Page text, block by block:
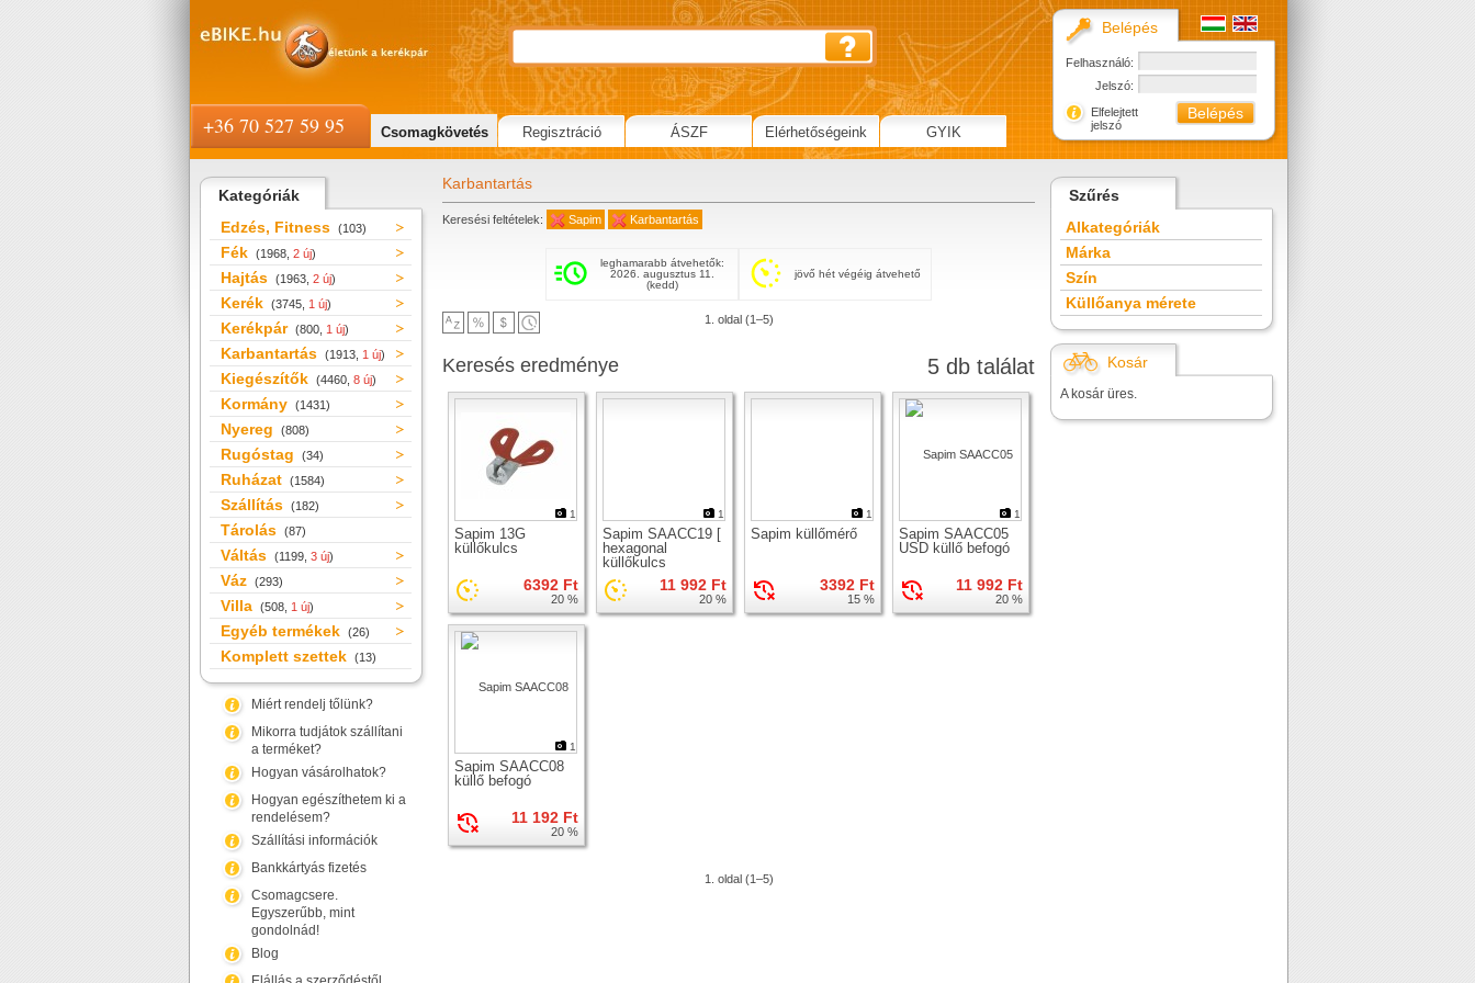
Kategóriák
Edzés, Fitness (103)
Fék (1968, 2 új)
Hajtás (1963, 2 új)
Kerék (3745, 1 új)
Kerékpár (800, 1 új)
Karbantartás (1913, 1 új)
Kiegészítők (4460, 8 új)
Kormány (1431)
Nyereg (808)
Rugóstag (34)
Ruházat (1584)
Szállítás (182)
Tárolás (87)
Váltás (1199, 3 új)
Váz (293)
Villa (508, 1 új)
Egyéb termékek (26)
Komplett szettek (13)
Miért rendelj tőlünk?
Mikorra tudjátok szállítani
a terméket?
Hogyan vásárolhatok?
Hogyan egészíthetem ki a
rendelésem?
Szállítási információk
Bankkártyás fizetés
Csomagcsere.
Egyszerűbb, mint
gondolnád!
Blog
Karbantartás
Keresési feltételek: Sapim Karbantartás
leghamarabb átvehetők:
2026. augusztus 11.
(kedd)
jövő hét végéig átvehető
1. oldal (1–5)
5 db találat
Keresés eredménye
1
Sapim 13G
küllőkulcs
6392 Ft
20 %
1
Sapim SAACC19 [
hexagonal
küllőkulcs
11 992 Ft
20 %
1
Sapim küllőmérő
3392 Ft
15 %
1
Sapim SAACC05
USD küllő befogó
11 992 Ft
20 %
1
Sapim SAACC08
küllő befogó
11 192 Ft
20 %
1. oldal (1–5)
Szűrés
Alkategóriák
Márka
Szín
Küllőanya mérete
Kosár
A kosár üres.
Belépés
Felhasználó:
Jelszó:
Elfelejtett
jelszó
+36 70 527 59 95 Csomagkövetés Regisztráció ÁSZF Elérhetőségeink GYIK